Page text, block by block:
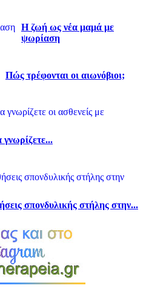
Η ζωή ως νέα μαμά με
ψωρίαση
Πώς τρέφονται οι αιωνόβιοι;
σπονδυλικής στήλης στην...